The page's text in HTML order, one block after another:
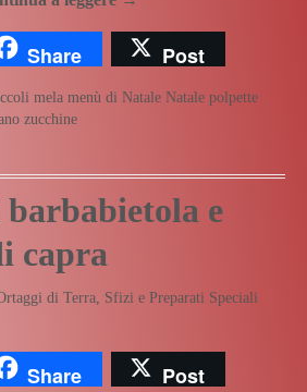
Share Post
mela menù di Natale Natale polpette
zucchine
e
capra
di Terra Sfizi e Preparati Speciali
Share Post